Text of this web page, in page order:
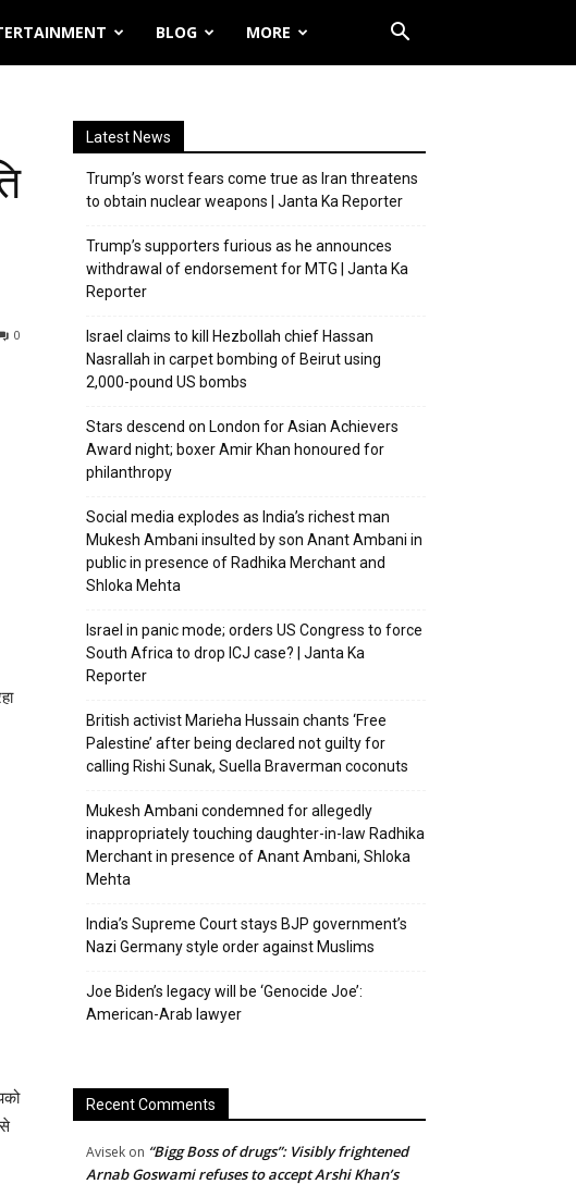
BLOG MORE
0
Latest News
Trump’s worst fears come true as Iran threatens
to obtain nuclear weapons | Janta Ka Reporter
Trump’s supporters furious as he announces
withdrawal of endorsement for MTG | Janta Ka
Reporter
Israel claims to kill Hezbollah chief Hassan
Nasrallah in carpet bombing of Beirut using
2,000-pound US bombs
Stars descend on London for Asian Achievers
Award night; boxer Amir Khan honoured for
philanthropy
Social media explodes as India’s richest man
Mukesh Ambani insulted by son Anant Ambani in
public in presence of Radhika Merchant and
Shloka Mehta
Israel in panic mode; orders US Congress to force
South Africa to drop ICJ case? | Janta Ka
Reporter
British activist Marieha Hussain chants ‘Free
Palestine’ after being declared not guilty for
calling Rishi Sunak, Suella Braverman coconuts
Mukesh Ambani condemned for allegedly
inappropriately touching daughter-in-law Radhika
Merchant in presence of Anant Ambani, Shloka
Mehta
India’s Supreme Court stays BJP government’s
Nazi Germany style order against Muslims
Joe Biden’s legacy will be ‘Genocide Joe’:
American-Arab lawyer
Recent Comments
Avisek on “Bigg Boss of drugs”: Visibly frightened
Arnab Goswami refuses to accept Arshi Khan’s